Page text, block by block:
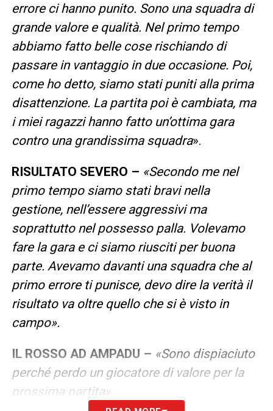
errore ci hanno punito. Sono una squadra di
grande valore e qualità. Nel primo tempo
abbiamo fatto belle cose rischiando di
passare in vantaggio in due occasione. Poi,
come ho detto, siamo stati puniti alla prima
disattenzione. La partita poi è cambiata, ma
i miei ragazzi hanno fatto un’ottima gara
contro una grandissima squadra».
RISULTATO SEVERO – «Secondo me nel
primo tempo siamo stati bravi nella
gestione, nell’essere aggressivi ma
soprattutto nel possesso palla. Volevamo
fare la gara e ci siamo riusciti per buona
parte. Avevamo davanti una squadra che al
primo errore ti punisce, devo dire la verità il
risultato va oltre quello che si è visto in
campo».
IL ROSSO AD AMPADU – «Sono dispiaciuto
perché perdo un giocatore di valore per la
prossima partita».